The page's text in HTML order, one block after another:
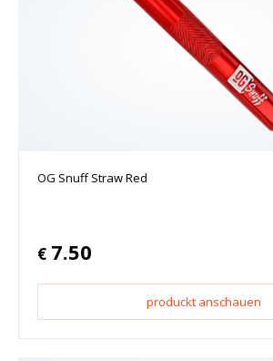
OG Snuff Straw Red
€ 7.50
produckt anschauen